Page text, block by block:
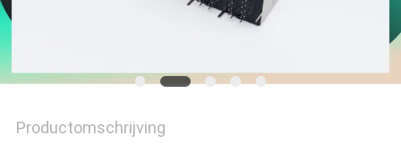
Productomschrijving